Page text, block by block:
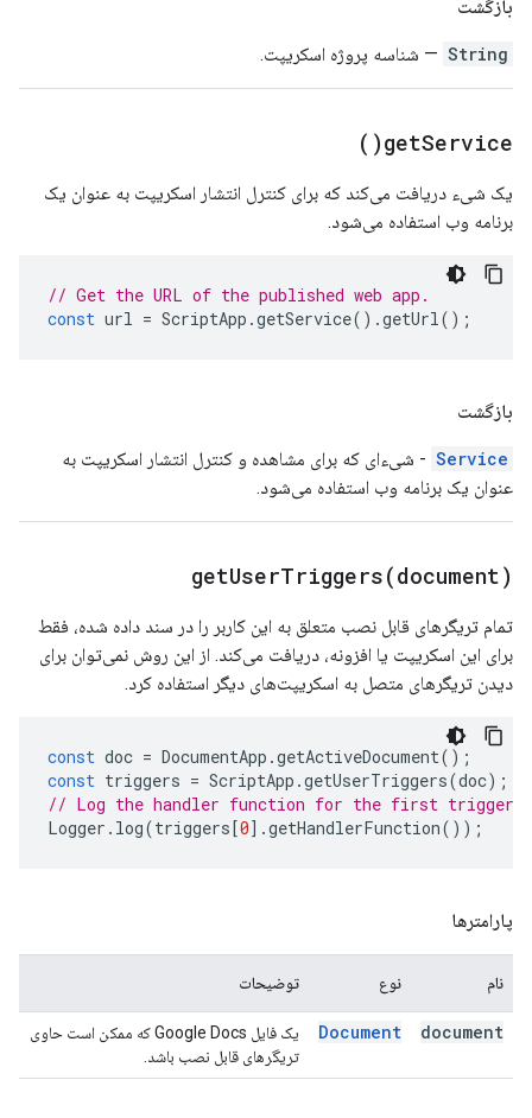
بازگشت
String — شناسه پروژه اسکریپت.
getService(
)
یک شیء دریافت می‌کند که برای کنترل انتشار اسکریپت به عنوان یک
برنامه وب استفاده می‌شود.
// Get the URL of the published web app.
const url = ScriptApp .getService().getUrl();
بازگشت
Service - شیء‌ای که برای مشاهده و کنترل انتشار اسکریپت به
عنوان یک برنامه وب استفاده می‌شود.
getUserTriggers(document)
تمام تریگرهای قابل نصب متعلق به این کاربر را در سند داده شده، فقط
برای این اسکریپت یا افزونه، دریافت می‌کند. از این روش نمی‌توان برای
دیدن تریگرهای متصل به اسکریپت‌های دیگر استفاده کرد.
const doc = DocumentApp .getActiveDocument();
const triggers = ScriptApp .getUserTriggers(doc);
// Log the handler function for the first trigger
Logger . log(triggers[0].getHandlerFunction());
پارامترها
نام نوع توضیحات
document
Document
یک فایل Google Docs که ممکن است حاوی
تریگرهای قابل نصب باشد.